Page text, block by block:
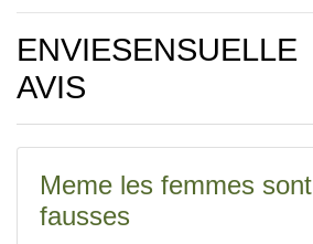
ENVIESENSUELLE
AVIS
Meme les femmes sont
fausses